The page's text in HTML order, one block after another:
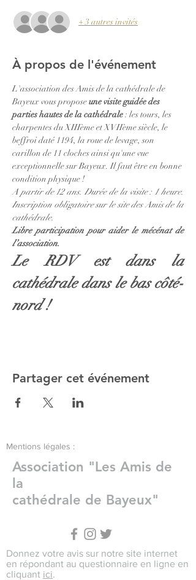
+ 3 autres invités
À propos de l'événement
L'association des Amis de la cathédrale de
Bayeux vous propose une visite guidée des
parties hautes de la cathédrale : les tours, les
charpentes du XIIIème et XVIIème siècle, le
beffroi daté 1194, la roue de levage, son
carillon de 11 cloches ainsi qu'une vue
exceptionnelle sur Bayeux. Il faut être en bonne
condition physique !
A partir de 12 ans. Durée de la visite : 1 heure.
Inscription obligatoire sur le site des Amis de la
cathédrale.
Libre participation pour aider le mécénat de
l’association.
Le RDV est dans la
cathédrale dans le bas côté-
nord !
Partager cet événement
Mentions légales :
Association "Les Amis de
la
cathédrale de Bayeux"
Donnez votre avis sur notre site internet
en répondant au questionnaire en ligne en
cliquant ici.